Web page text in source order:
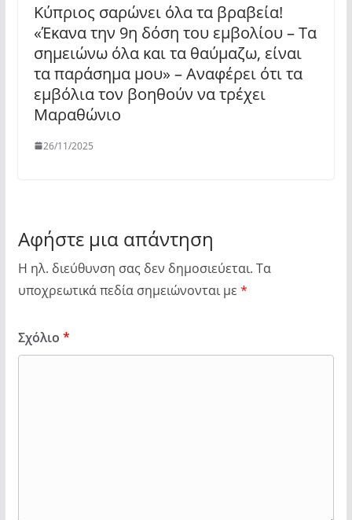
Κύπριος σαρώνει όλα τα βραβεία!
«Έκανα την 9η δόση του εμβολίου – Τα
σημειώνω όλα και τα θαύμαζω, είναι
τα παράσημα μου» – Αναφέρει ότι τα
εμβόλια τον βοηθούν να τρέχει
Μαραθώνιο
26/11/2025
Αφήστε μια απάντηση
Η ηλ. διεύθυνση σας δεν δημοσιεύεται. Τα
υποχρεωτικά πεδία σημειώνονται με *
Σχόλιο *